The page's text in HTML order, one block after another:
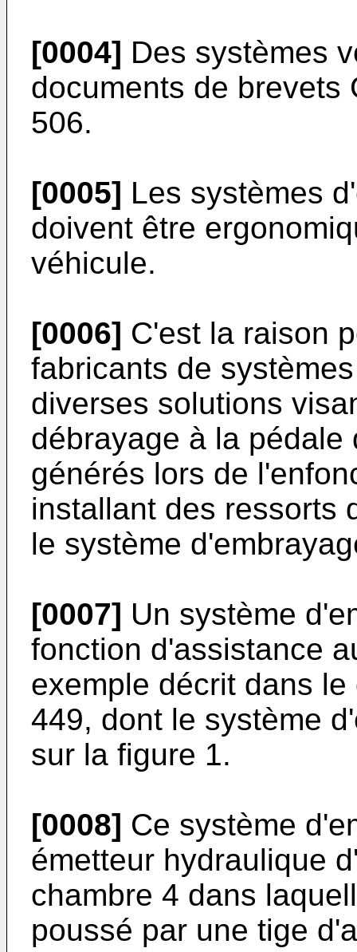
[0004] Des systèmes
documents de brevets
506.
[0005] Les systèmes
doivent être
véhicule.
[0006] C'est la raison
fabricants de
diverses solutions
débrayage à la pédale
générés lors de
installant des ressorts
le système
[0007] Un système
fonction d'assistance
exemple décrit dans
449, dont le système
sur la figure 1.
[0008] Ce système
émetteur hydraulique
chambre 4 dans
poussé par une tige